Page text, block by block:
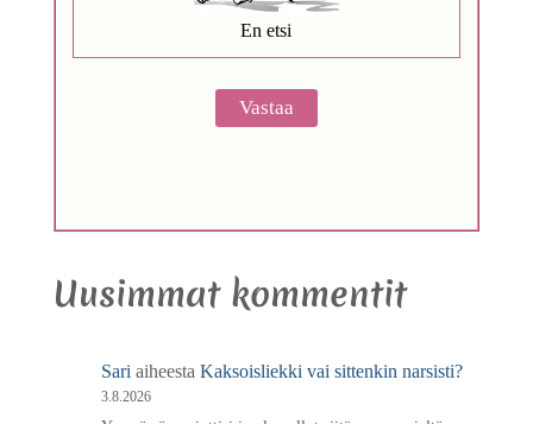
En etsi
Uusimmat kommentit
Sari aiheesta Kaksoisliekki vai sittenkin narsisti?
3.8.2026